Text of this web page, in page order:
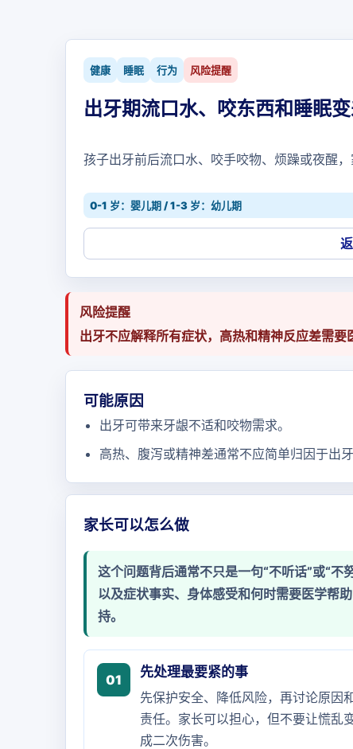
健康 睡眠 行为 风险提醒
出牙期流口水、咬东西和睡眠
孩子出牙前后流口水、咬手咬物、烦躁或夜醒，
0-1 岁：婴儿期 / 1-3 岁：幼儿期
风险提醒
出牙不应解释所有症状，高热和精神反应差需要
可能原因
出牙可带来牙龈不适和咬物需求。
高热、腹泻或精神差通常不应简单归因于出牙
家长可以怎么做
这个问题背后通常不只是一句“不听话”或“不
以及症状事实、身体感受和何时需要医学帮
持。
01
先处理最要紧的事
先保护安全、降低风险，再讨论原因
责任。家长可以担心，但不要让慌乱
成二次伤害。